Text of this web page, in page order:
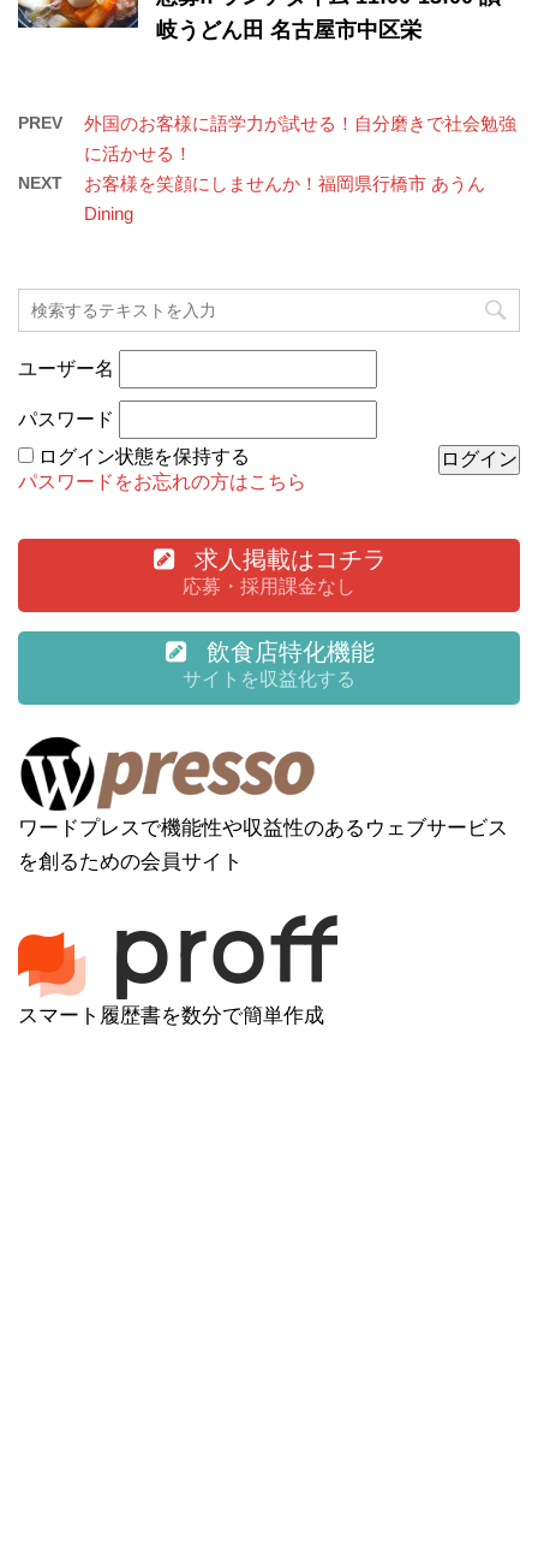
岐うどん田 名古屋市中区栄
PREV
外国のお客様に語学力が試せる！自分磨きで社会勉強
に活かせる！
NEXT
お客様を笑顔にしませんか！福岡県行橋市 あうん
Dining
ユーザー名
パスワード
ログイン状態を保持する
パスワードをお忘れの方はこちら
求人掲載はコチラ
応募・採用課金なし
飲食店特化機能
サイトを収益化する
ワードプレスで機能性や収益性のあるウェブサービス
を創るための会員サイト
スマート履歴書を数分で簡単作成